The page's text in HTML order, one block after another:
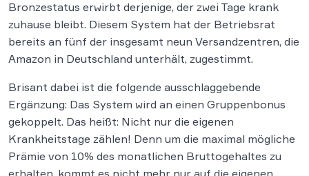
Bronzestatus erwirbt derjenige, der zwei Tage krank
zuhause bleibt. Diesem System hat der Betriebsrat
bereits an fünf der insgesamt neun Versandzentren, die
Amazon in Deutschland unterhält, zugestimmt.
Brisant dabei ist die folgende ausschlaggebende
Ergänzung: Das System wird an einen Gruppenbonus
gekoppelt. Das heißt: Nicht nur die eigenen
Krankheitstage zählen! Denn um die maximal mögliche
Prämie von 10% des monatlichen Bruttogehaltes zu
erhalten, kommt es nicht mehr nur auf die eigenen